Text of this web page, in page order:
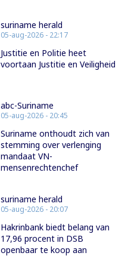
suriname herald
05-aug-2026 - 22:17
Justitie en Politie heet
voortaan Justitie en Veiligheid
abc-Suriname
05-aug-2026 - 20:45
Suriname onthoudt zich van
stemming over verlenging
mandaat VN-
mensenrechtenchef
suriname herald
05-aug-2026 - 20:07
Hakrinbank biedt belang van
17,96 procent in DSB
openbaar te koop aan